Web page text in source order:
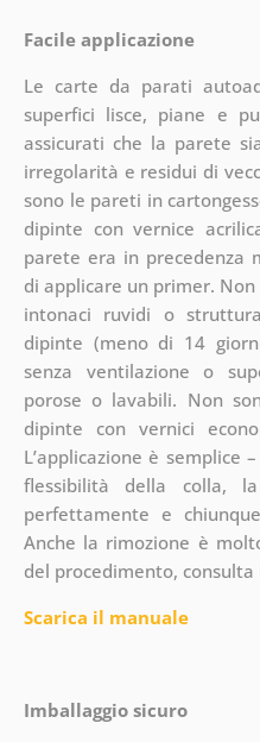
Facile applicazione
Le carte da parati
superfici lisce, piane e
assicurati che la parete
irregolarità e residui di
sono le pareti in
dipinte con vernice
parete era in precedenza
di applicare un primer. Non
intonaci ruvidi o
dipinte (meno di 14
senza ventilazione o
porose o lavabili. Non
dipinte con vernici
L’applicazione è semplice
flessibilità della colla,
perfettamente e
Anche la rimozione è
del procedimento,
Scarica il manuale
Imballaggio sicuro